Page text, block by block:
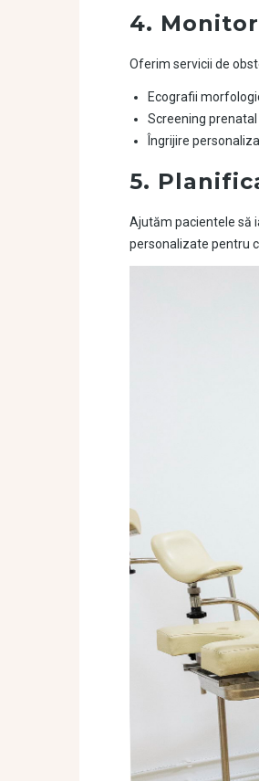
4.
Oferim servicii de
Ecografii
Screening prenatal
Îngrijire
5.
Ajutăm pacientele să
personalizate pentru